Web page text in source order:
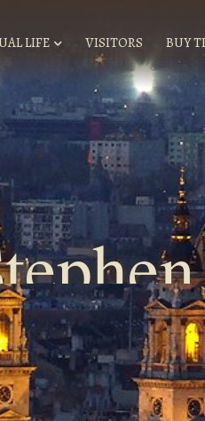
LIFE VISITORS BUY